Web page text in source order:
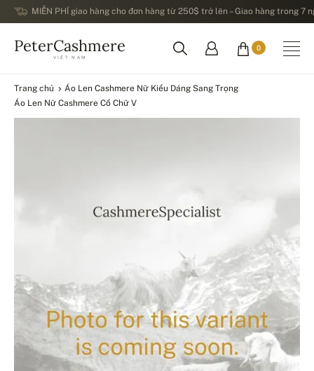
MIỄN PHÍ giao hàng cho đơn hàng từ 250$ trở lên – Giao hàng trong 7
PeterCashmere
VIỆT NAM
0
Trang chủ
Áo Len Cashmere Nữ Kiểu Dáng Sang Trọng
Áo Len Nữ Cashmere Cổ Chữ V